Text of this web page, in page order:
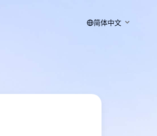
简体中文